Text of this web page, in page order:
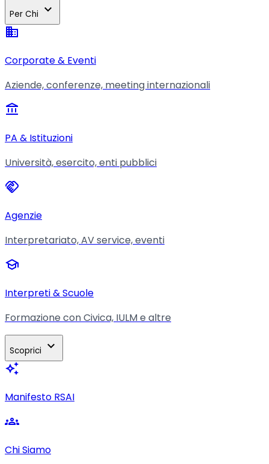
Per Chi expand_more
business
Corporate & Eventi
Aziende, conferenze, meeting internazionali
account_balance
PA & Istituzioni
Università, esercito, enti pubblici
handshake
Agenzie
Interpretariato, AV service, eventi
school
Interpreti & Scuole
Formazione con Civica, IULM e altre
Scoprici expand_more
auto_awesome
Manifesto RSAI
groups
Chi Siamo